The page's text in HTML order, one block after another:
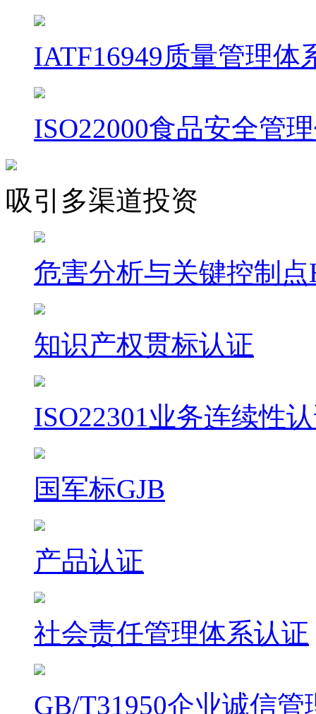
IATF16949质量管理体
ISO22000食品安全管
吸引多渠道投资
危害分析与关键控制点
知识产权贯标认证
ISO22301业务连续性
国军标GJB
产品认证
社会责任管理体系认证
GB/T31950企业诚信